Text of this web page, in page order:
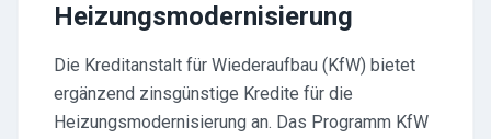
Heizungsmodernisierung
Die Kreditanstalt für Wiederaufbau (KfW) bietet
ergänzend zinsgünstige Kredite für die
Heizungsmodernisierung an. Das Programm KfW